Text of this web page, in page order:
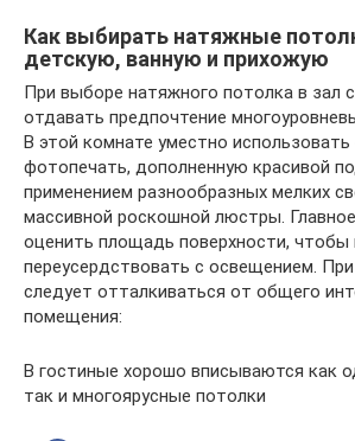
Как выбирать натяжные
детскую, ванную и прихожую
При выборе натяжного потолка в зал
отдавать предпочтение
В этой комнате уместно использовать
фотопечать, дополненную красивой
применением разнообразных мелких
массивной роскошной люстры.
оценить площадь поверхности, чтобы
переусердствовать с освещением.
следует отталкиваться от общего
помещения:
В гостиные хорошо вписываются как
так и многоярусные потолки